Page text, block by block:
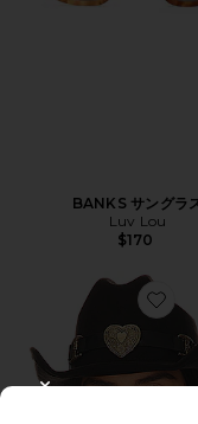
BANKS サングラ
Luv Lou
$170